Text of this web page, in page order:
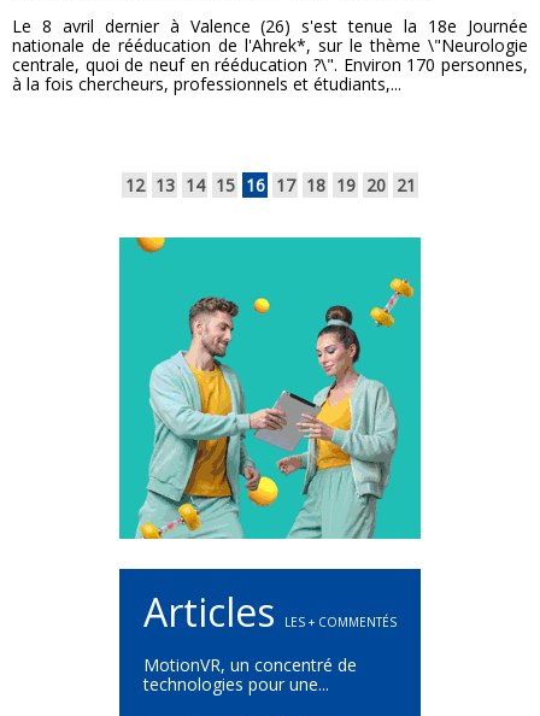
Le 8 avril dernier à Valence (26) s'est tenue la 18e Journée
nationale de rééducation de l'Ahrek*, sur le thème \"Neurologie
centrale, quoi de neuf en rééducation ?\". Environ 170 personnes,
à la fois chercheurs, professionnels et étudiants,...
12 13 14 15 16 17 18 19 20 21
Articles LES + COMMENTÉS
MotionVR, un concentré de
technologies pour une...